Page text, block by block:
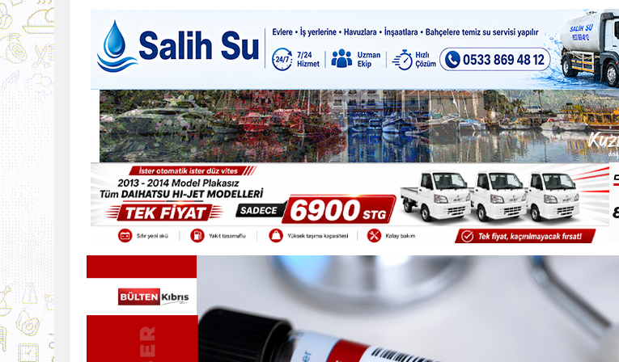
9:30 SON DAKİKA
13:42 BEROVA: HAYAT PAHALILIĞI ÖNGÖRÜMÜZ YÜZDE 7.5 İLE 8.5 ARASINDA
20:30 Cumhurbaşkanı Erhürman sergi açılışında fenalaşarak hastaneye kaldırıldı